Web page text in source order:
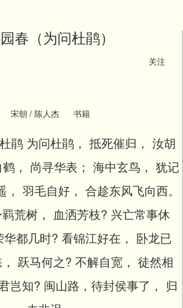
春（为问杜鹃）
关注
宋朝 / 陈人杰 书籍
鹃 为问杜鹃， 抵死催归， 汝胡
， 尚寻华表； 海中玄鸟， 犹记
羽毛自好， 合趁东风飞向西。
荒树， 血洒芳枝? 兴亡常事休
都几时? 看锦江好在， 卧龙已
跃马何之? 不解自宽， 徒然相
岂知? 闽山路，待封侯事了， 归